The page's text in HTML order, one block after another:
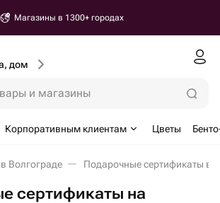
Магазины в 1300+ городах
дом
и магазины
Корпоративным клиентам Цветы
Волгограде Подарочные сертификаты в
сертификаты на